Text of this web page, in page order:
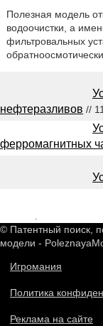
Полезная модель
водоочистки, а
фильтровальных
нефтеразливов //
ферромагнитных
© Патентный поиск,
модели -
Игромания
Политика
Реклама на сайте